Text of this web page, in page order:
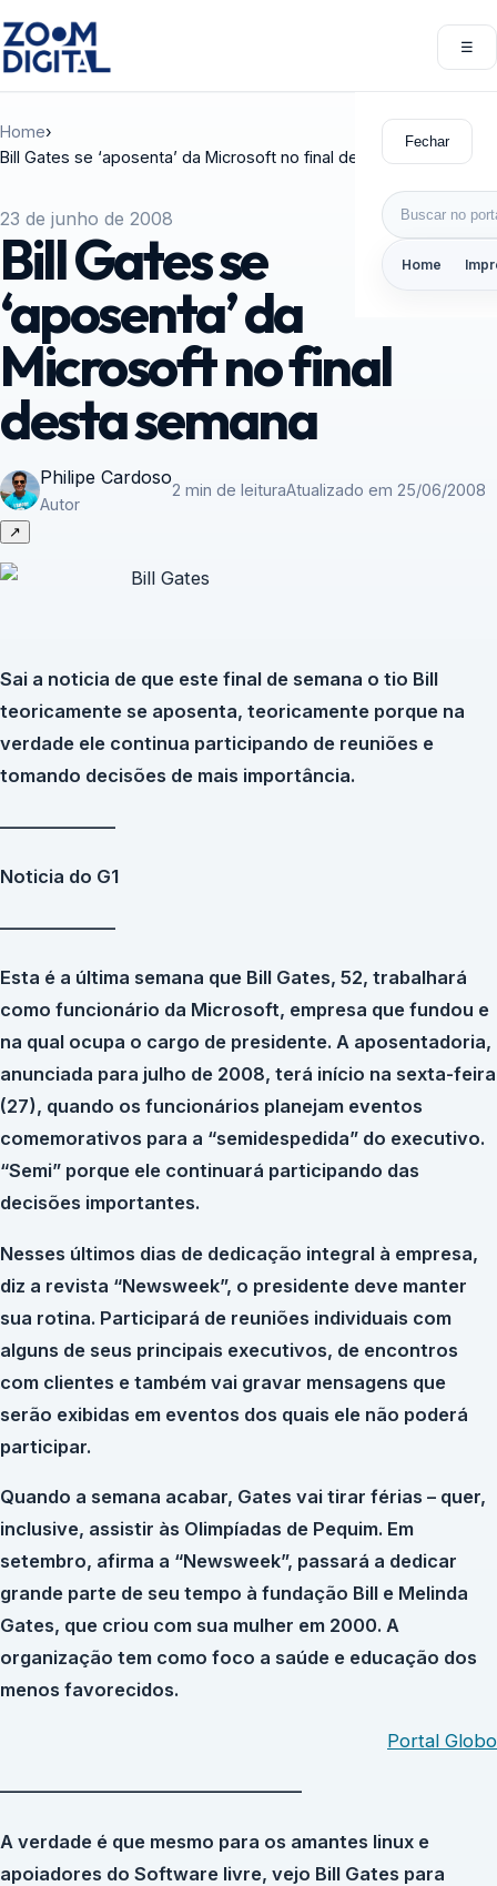
☰
Fechar
Buscar por:
Home
Home›
Bill Gates se ‘aposenta’ da Microsoft no final desta semana
23 de junho de 2008
Bill Gates se
‘aposenta’ da
Microsoft no final
desta semana
Philipe Cardoso
Autor
2 min de leituraAtualizado em 25/06/2008
↗
Sai a noticia de que este final de semana o tio Bill
teoricamente se aposenta, teoricamente porque na
verdade ele continua participando de reuniões e
tomando decisões de mais importância.
——————–
Noticia do G1
——————–
Esta é a última semana que Bill Gates, 52, trabalhará
como funcionário da Microsoft, empresa que fundou e
na qual ocupa o cargo de presidente. A aposentadoria,
anunciada para julho de 2008, terá início na sexta-feira
(27), quando os funcionários planejam eventos
comemorativos para a “semidespedida” do executivo.
“Semi” porque ele continuará participando das
decisões importantes.
Nesses últimos dias de dedicação integral à empresa,
diz a revista “Newsweek”, o presidente deve manter
sua rotina. Participará de reuniões individuais com
alguns de seus principais executivos, de encontros
com clientes e também vai gravar mensagens que
serão exibidas em eventos dos quais ele não poderá
participar.
Quando a semana acabar, Gates vai tirar férias – quer,
inclusive, assistir às Olimpíadas de Pequim. Em
setembro, afirma a “Newsweek”, passará a dedicar
grande parte de seu tempo à fundação Bill e Melinda
Gates, que criou com sua mulher em 2000. A
organização tem como foco a saúde e educação dos
menos favorecidos.
Portal Globo
—————————————————
A verdade é que mesmo para os amantes linux e
apoiadores do Software livre, vejo Bill Gates para